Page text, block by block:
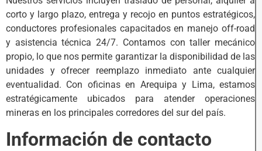
corto y largo plazo, entrega y recojo en puntos estratégicos,
conductores profesionales capacitados en manejo off-road
y asistencia técnica 24/7. Contamos con taller mecánico
propio, lo que nos permite garantizar la disponibilidad de las
unidades y ofrecer reemplazo inmediato ante cualquier
eventualidad. Con oficinas en Arequipa y Lima, estamos
estratégicamente ubicados para atender operaciones
mineras en los principales corredores del sur del país.
Información de contacto